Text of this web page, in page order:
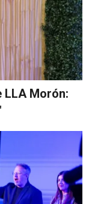
Morón: